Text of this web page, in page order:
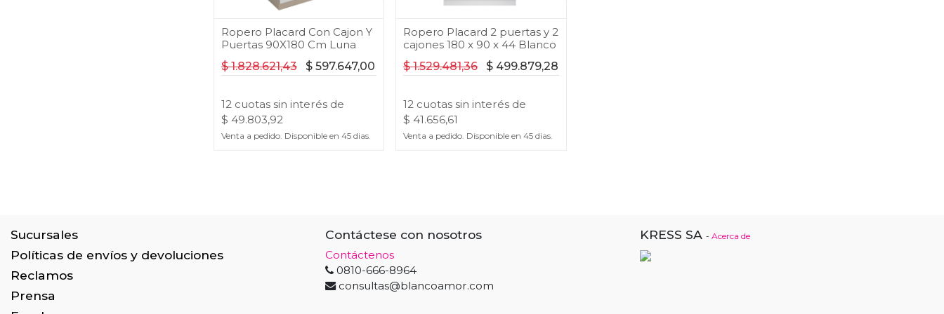
Ropero Placard Con Cajon Y
Puertas 90X180 Cm Luna
$1.828.621,43 $ 597.647,00
12 cuotas sin interés de
$ 49.803,92
Venta a pedido. Disponible en 45 dias.
Ropero Placard 2 puertas y 2
cajones 180 x 90 x 44 Blanco
$1.529.481,36 $ 499.879,28
12 cuotassin interés de
$ 41.656,61
Venta a pedido. Disponible en45 dias.
Sucursales
Políticas de envíos y devoluciones
Reclamos
Prensa
Contáctese con nosotros
Contáctenos
0810-666-8964
consultas@blancoamor.com
KRESS SA - Acerca de